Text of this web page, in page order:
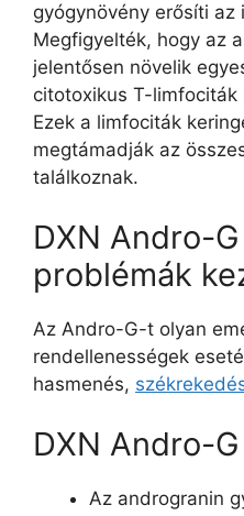
gyógynövény erősíti az
Megfigyelték, hogy az
jelentősen növelik
citotoxikus T-limfociták
Ezek a limfociták
megtámadják az
találkoznak.
DXN Andro-
problémák
Az Andro-G-t olyan
rendellenességek
hasmenés,
DXN Andro-
Az androgranin